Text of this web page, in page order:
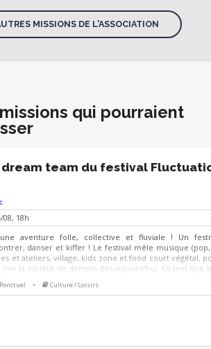
MISSIONS DE L'ASSOCIATION
qui pourraient
dream team du festival
08, 18h
une aventure folle, collective et fluviale ! Un
danser et kiffer ! Le festival mêle musique
et ateliers, village, kids zone et food court végétal,
joie la société de demain dès aujourd'hui. En tant que
le terrain pendant le festival : accueil, bar, aide
etc. Selon tes dispos et tes envies, on trouvera une
Ponctuel • Culture / Loisirs